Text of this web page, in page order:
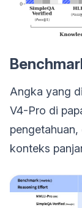
Angka yang
V4-Pro di
konteks